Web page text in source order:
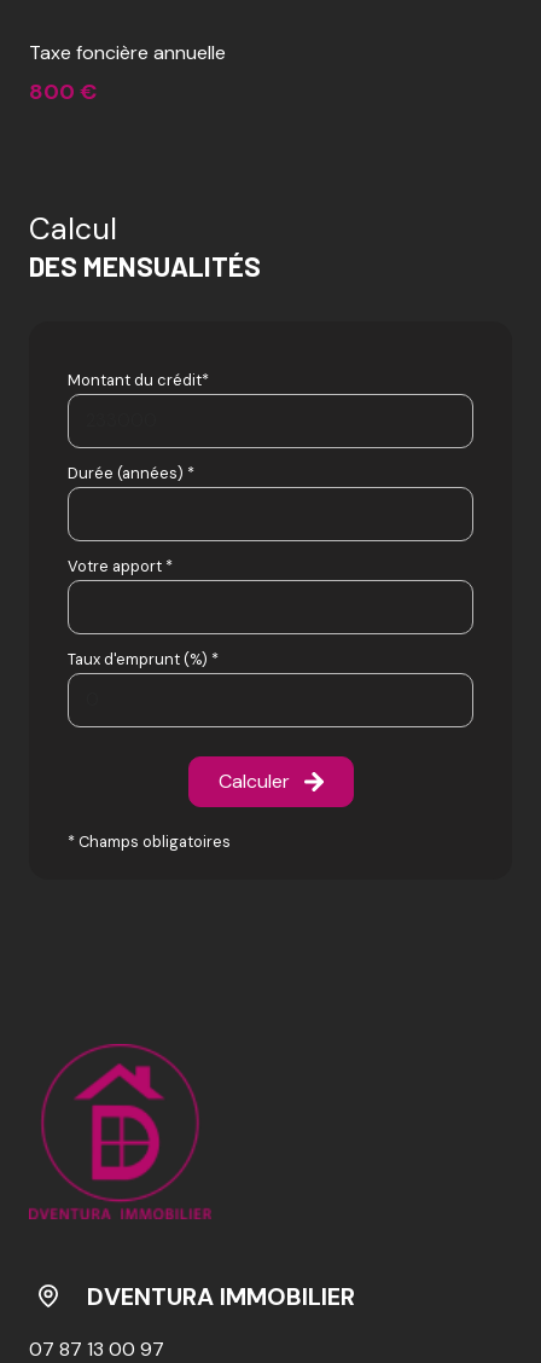
Taxe foncière annuelle
800 €
Calcul
DES MENSUALITÉS
Montant du crédit*
Durée (années) *
Votre apport *
Taux d'emprunt (%) *
Calculer
* Champs obligatoires
DVENTURA IMMOBILIER
07 87 13 00 97